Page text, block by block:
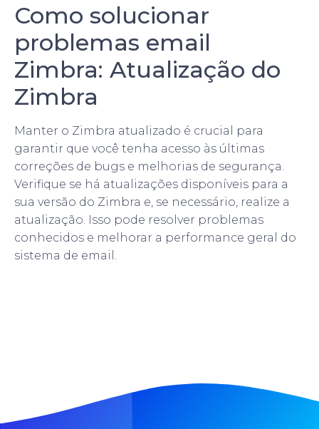
Como solucionar
problemas email
Zimbra: Atualização do
Zimbra
Manter o Zimbra atualizado é crucial para
garantir que você tenha acesso às últimas
correções de bugs e melhorias de segurança.
Verifique se há atualizações disponíveis para a
sua versão do Zimbra e, se necessário, realize a
atualização. Isso pode resolver problemas
conhecidos e melhorar a performance geral do
sistema de email.